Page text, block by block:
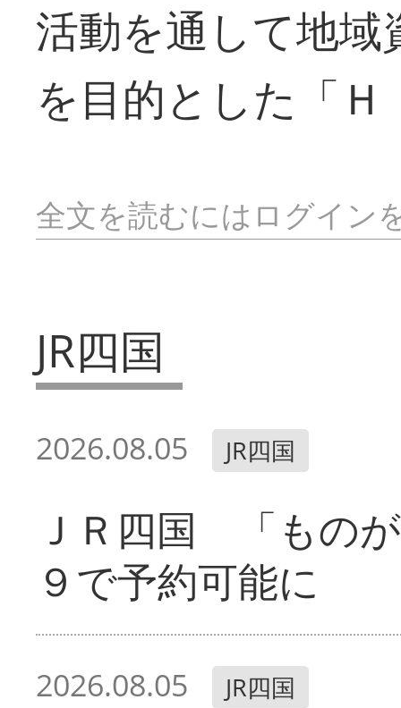
活動を通して地
を目的とした「
全文を読むにはログイン
JR四国
2026.08.05 JR四国
ＪＲ四国 「もの
９で予約可能に
2026.08.05 JR四国